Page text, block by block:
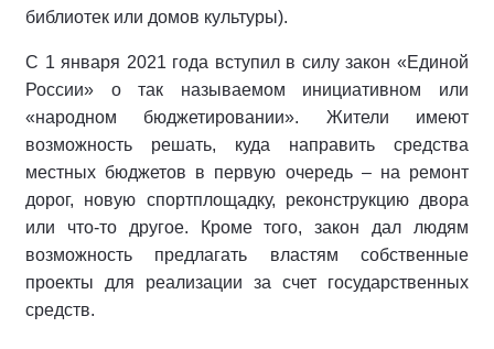
библиотек или домов культуры).
С 1 января 2021 года вступил в силу закон «Единой
России» о так называемом инициативном или
«народном бюджетировании». Жители имеют
возможность решать, куда направить средства
местных бюджетов в первую очередь – на ремонт
дорог, новую спортплощадку, реконструкцию двора
или что-то другое. Кроме того, закон дал людям
возможность предлагать властям собственные
проекты для реализации за счет государственных
средств.